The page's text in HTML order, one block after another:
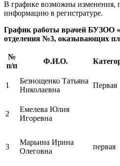
В графике возможны изменения,
информацию в регистратуре.
График работы врачей БУЗОО
отделения №3, оказывающих
№
п/п
Ф.И.О.
1
Безнощенко Татьяна
Николаевна
Первая
2
Емелева Юлия
Игоревна
3
Марьина Ирина
Олеговна
первая